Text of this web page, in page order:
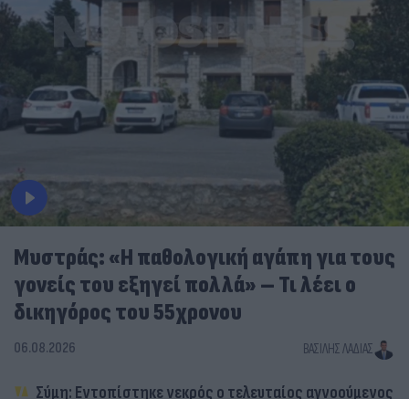
Μυστράς: «Η παθολογική αγάπη για τους
γονείς του εξηγεί πολλά» – Τι λέει ο
δικηγόρος του 55χρονου
06.08.2026 ΒΑΣΊΛΗΣ ΛΑΔΙΆΣ
Σύμη: Εντοπίστηκε νεκρός ο τελευταίος αγνοούμενος